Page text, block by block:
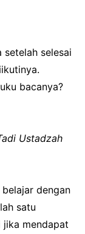
setelah selesai
bacanya?
Ustadzah
dengan
satu
jika mendapat